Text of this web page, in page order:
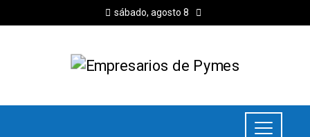
sábado, agosto 8